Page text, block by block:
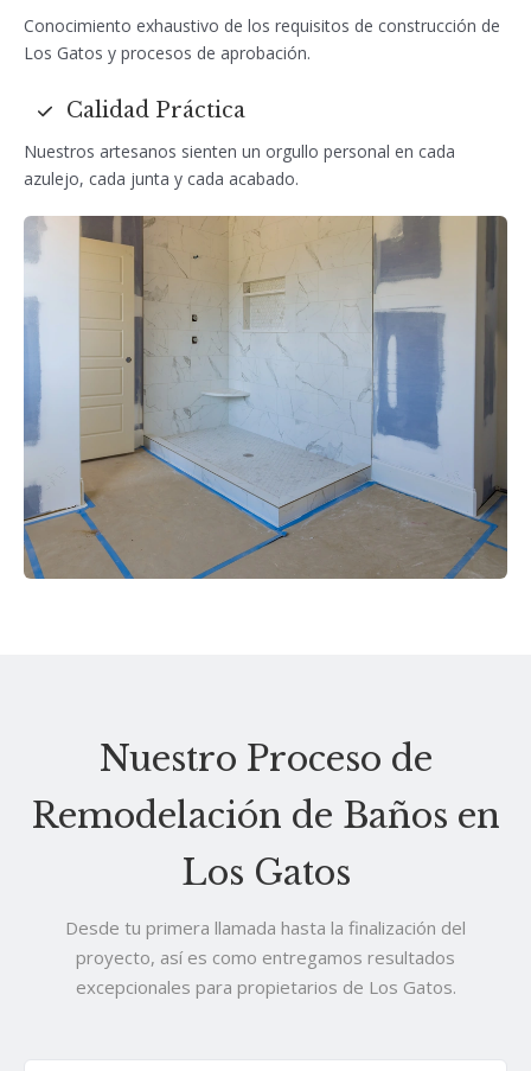
Conocimiento exhaustivo de los requisitos de construcción de
Los Gatos y procesos de aprobación.
Calidad Práctica
Nuestros artesanos sienten un orgullo personal en cada
azulejo, cada junta y cada acabado.
Nuestro Proceso de
Remodelación de Baños en
Los Gatos
Desde tu primera llamada hasta la finalización del
proyecto, así es como entregamos resultados
excepcionales para propietarios de Los Gatos.